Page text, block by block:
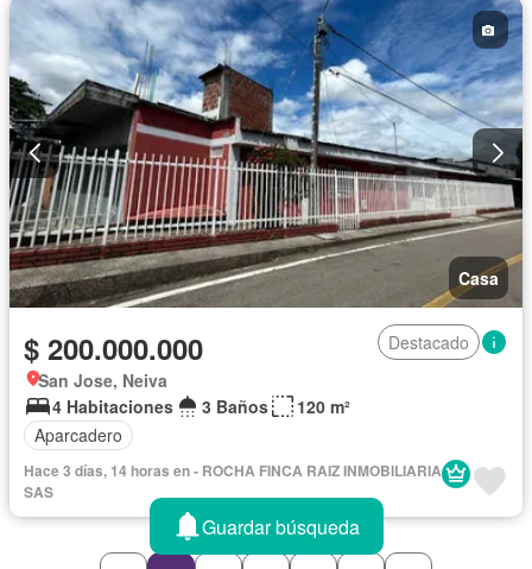
Casa
$ 200.000.000
Destacado
San Jose, Neiva
4 Habitaciones
3 Baños
120 m²
Aparcadero
Hace 3 días, 14 horas en - ROCHA FINCA RAIZ INMOBILIARIA
SAS
Guardar búsqueda